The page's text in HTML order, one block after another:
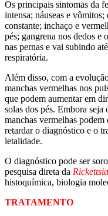
Os principais sintomas da
intensa; náuseas e
constante; inchaço e
pés; gangrena nos dedos e
nas pernas e vai subindo
respiratória.
Além disso, com a
manchas vermelhas nos
que podem aumentar em
solas dos pés. Embora
manchas vermelhas
retardar o diagnóstico e o
letalidade.
O diagnóstico pode ser
pesquisa direta da Rickettsia
histoquímica, biologia
TRATAMENTO